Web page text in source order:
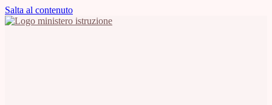
Salta al contenuto